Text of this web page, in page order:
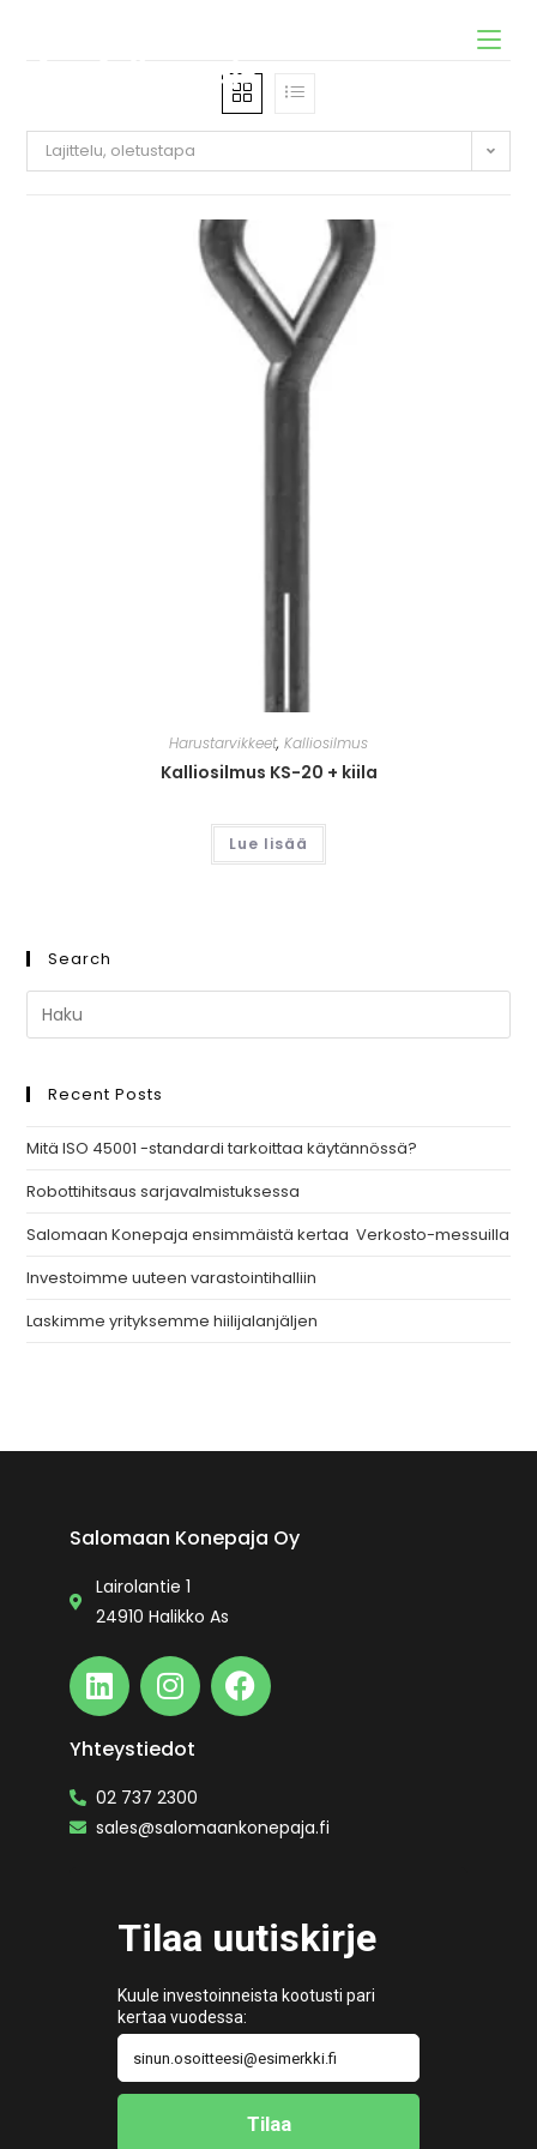
Lajittelu, oletustapa
Harustarvikkeet, Kalliosilmus
Kalliosilmus KS-20 + kiila
Lue lisää
Search
Recent Posts
Mitä ISO 45001 -standardi tarkoittaa käytännössä?
Robottihitsaus sarjavalmistuksessa
Salomaan Konepaja ensimmäistä kertaa Verkosto-messuilla
Investoimme uuteen varastointihalliin
Laskimme yrityksemme hiilijalanjäljen
Salomaan Konepaja Oy
Lairolantie 1
24910 Halikko As
Yhteystiedot
02 737 2300
sales@salomaankonepaja.fi